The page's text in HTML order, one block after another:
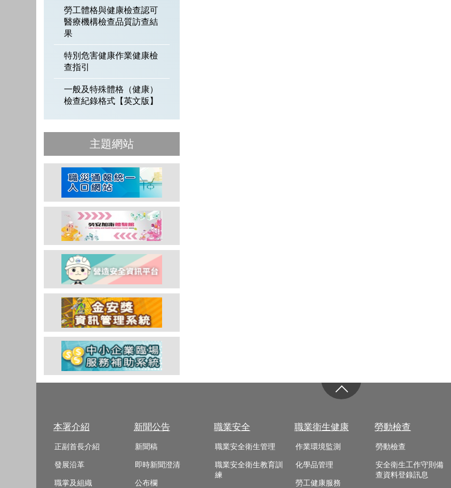
勞工體格與健康檢查認可
醫療機構檢查品質訪查結
果
特別危害健康作業健康檢
查指引
一般及特殊體格（健康）
檢查紀錄格式【英文版】
主題網站
本署介紹
正副首長介紹
發展沿革
職掌及組織
新聞公告
新聞稿
即時新聞澄清
公布欄
職業安全
職業安全衛生管理
職業安全衛生教育訓
練
職業衛生健康
作業環境監測
化學品管理
勞工健康服務
勞動檢查
勞動檢查
安全衛生工作守則備
查資料登錄訊息